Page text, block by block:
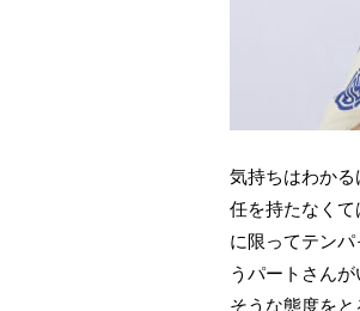
気持ちはわか
任を持たなく
に限ってテン
うパートさん
そうな態度を